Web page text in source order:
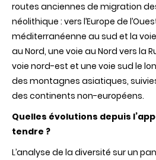
routes anciennes de migration
néolithique : vers l’Europe de
méditerranéenne au sud et la
au Nord, une voie au Nord vers la
voie nord-est et une voie sud le
des montagnes asiatiques,
des continents non-européens.
Quelles évolutions depuis
tendre ?
L’analyse de la diversité sur un